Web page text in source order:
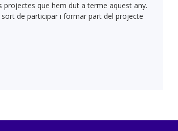
que hem dut a terme aquest any.
de participar i formar part del projecte